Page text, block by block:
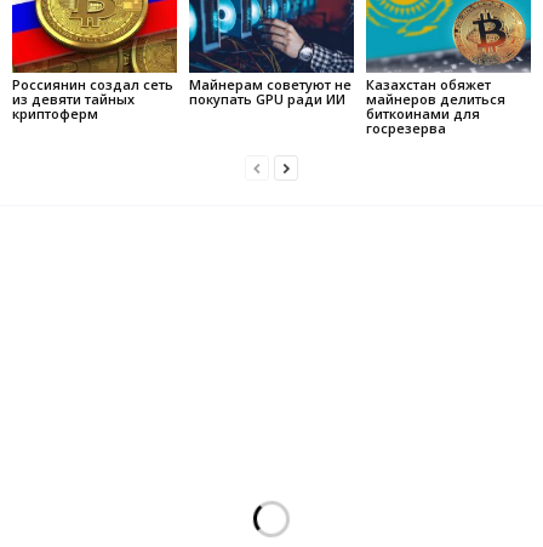
Россиянин создал сеть
из девяти тайных
криптоферм
Майнерам советуют не
покупать GPU ради ИИ
Казахстан обяжет
майнеров делиться
биткоинами для
госрезерва